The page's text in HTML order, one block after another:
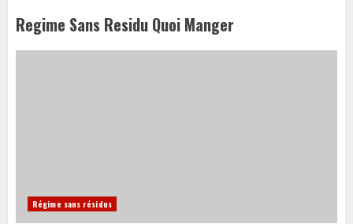
Regime Sans Residu Quoi Manger
Régime sans résidus